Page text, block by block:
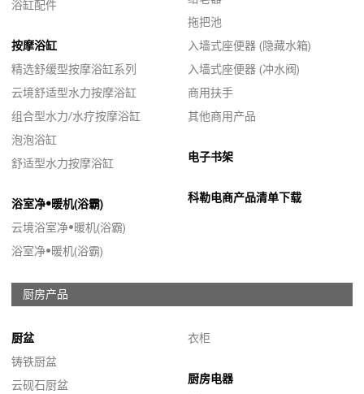
浴缸配件
按摩浴缸
精选舒缓型按摩浴缸系列
云境舒适型水力按摩浴缸
组合型水力/水疗按摩浴缸
泡泡浴缸
舒适型水力按摩浴缸
浴室净•暖机(浴霸)
云境浴室净•暖机(浴霸)
浴室净•暖机(浴霸)
拖把池
入墙式座便器 (隐藏水箱)
入墙式座便器 (冲水阀)
商用扶手
其他商用产品
电子书架
科勒电商产品清单下载
厨房产品
厨盆
铸铁厨盆
云砚石厨盆
衣柜
厨房电器